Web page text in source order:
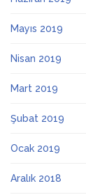
Mayıs 2019
Nisan 2019
Mart 2019
Şubat 2019
Ocak 2019
Aralık 2018